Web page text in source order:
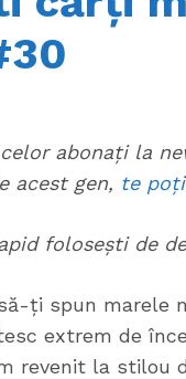
abonați la
acest gen, te
folosești de
ți spun
extrem de
revenit la stilou